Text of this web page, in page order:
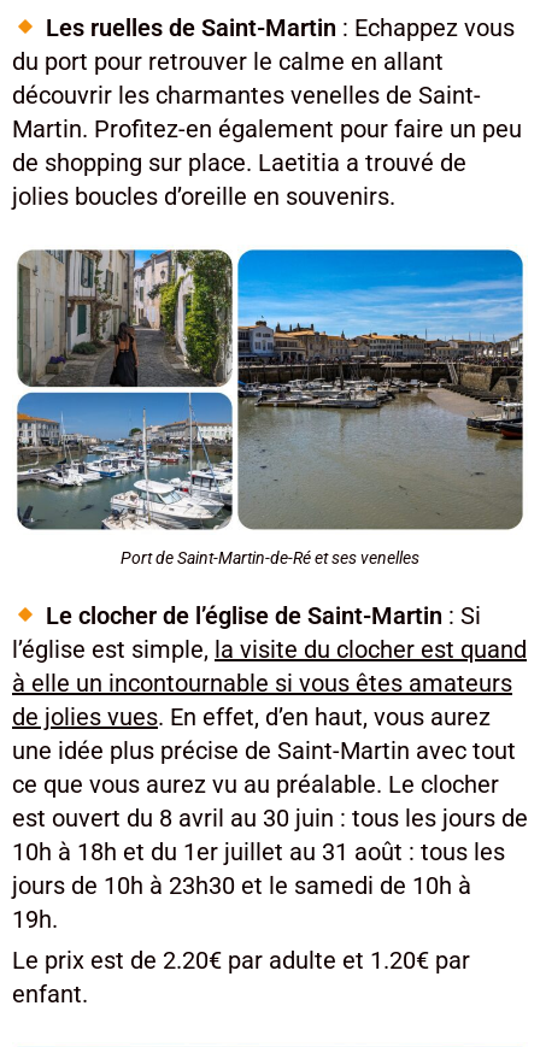
Les ruelles de Saint-Martin : Echappez vous
du port pour retrouver le calme en allant
découvrir les charmantes venelles de Saint-
Martin. Profitez-en également pour faire un peu
de shopping sur place. Laetitia a trouvé de
jolies boucles d’oreille en souvenirs.
Port de Saint-Martin-de-Ré et ses venelles
Le clocher de l’église de Saint-Martin : Si
l’église est simple, la visite du clocher est quand
à elle un incontournable si vous êtes amateurs
de jolies vues. En effet, d’en haut, vous aurez
une idée plus précise de Saint-Martin avec tout
ce que vous aurez vu au préalable. Le clocher
est ouvert du 8 avril au 30 juin : tous les jours de
10h à 18h et du 1er juillet au 31 août : tous les
jours de 10h à 23h30 et le samedi de 10h à
19h.
Le prix est de 2.20€ par adulte et 1.20€ par
enfant.